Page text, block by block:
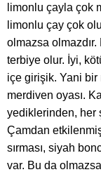
limonlu çayla çok
limonlu çay çok
olmazsa olmazdır.
terbiye olur. İyi,
içe girişik. Yani bir
merdiven oyası.
yediklerinden, her
Çamdan
sırması, siyah
var. Bu da